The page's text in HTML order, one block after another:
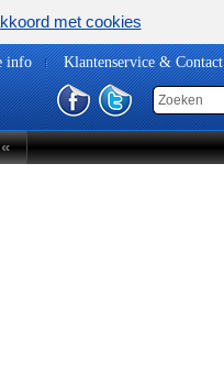
info Klantenservice & Contact
«
met cookies